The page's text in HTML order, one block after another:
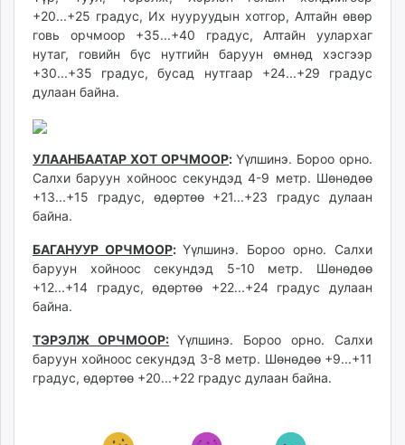
+20...+25 градус, Их нууруудын хотгор, Алтайн өвөр
говь орчмоор +35...+40 градус, Алтайн уулархаг
нутаг, говийн бүс нутгийн баруун өмнөд хэсгээр
+30...+35 градус, бусад нутгаар +24...+29 градус
дулаан байна.
УЛААНБААТАР ХОТ ОРЧМООР: Үүлшинэ. Бороо орно.
Салхи баруун хойноос секундэд 4-9 метр. Шөнөдөө
+13...+15 градус, өдөртөө +21...+23 градус дулаан
байна.
БАГАНУУР ОРЧМООР: Үүлшинэ. Бороо орно. Салхи
баруун хойноос секундэд 5-10 метр. Шөнөдөө
+12...+14 градус, өдөртөө +22...+24 градус дулаан
байна.
ТЭРЭЛЖ ОРЧМООР: Үүлшинэ. Бороо орно. Салхи
баруун хойноос секундэд 3-8 метр. Шөнөдөө +9...+11
градус, өдөртөө +20...+22 градус дулаан байна.